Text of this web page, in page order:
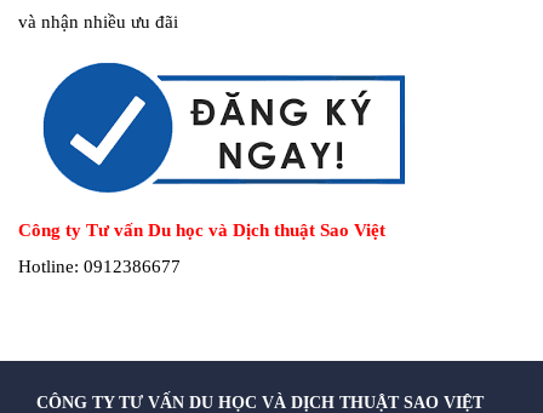
và nhận nhiều ưu đãi
Công ty Tư vấn Du học và Dịch thuật Sao Việt
Hotline: 0912386677
CÔNG TY TƯ VẤN DU HỌC VÀ DỊCH THUẬT SAO VIỆT